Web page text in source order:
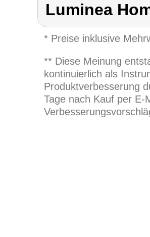
Luminea
* Preise inklusive
** Diese Meinung
kontinuierlich als
Produktverbesserung
Tage nach Kauf per E-